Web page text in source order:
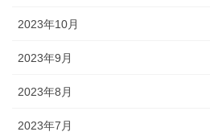
2023年10月
2023年9月
2023年8月
2023年7月